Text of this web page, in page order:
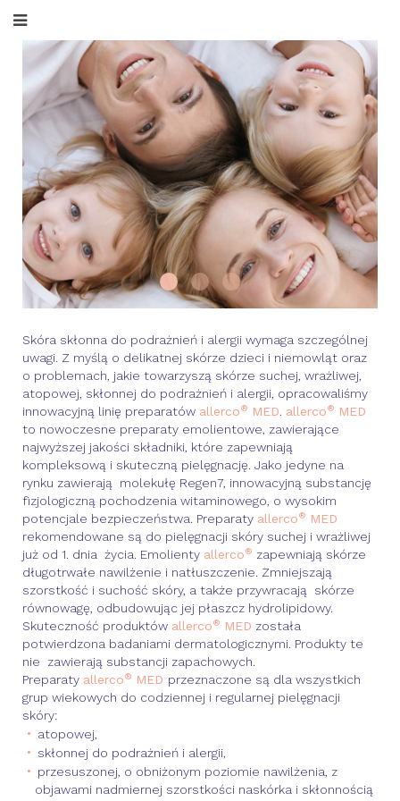
Projector 01
allerco MED
Projector 02
Skóra skłonna do podrażnień i alergii wymaga szczególnej
uwagi. Z myślą o delikatnej skórze dzieci i niemowląt oraz
o problemach, jakie towarzyszą skórze suchej, wrażliwej,
atopowej, skłonnej do podrażnień i alergii, opracowaliśmy
innowacyjną linię preparatów allerco® MED. allerco® MED
to nowoczesne preparaty emolientowe, zawierające
najwyższej jakości składniki, które zapewniają
kompleksową i skuteczną pielęgnację. Jako jedyne na
rynku zawierają molekułę Regen7, innowacyjną substancję
fizjologiczną pochodzenia witaminowego, o wysokim
potencjale bezpieczeństwa. Preparaty allerco® MED
rekomendowane są do pielęgnacji skóry suchej i wrażliwej
już od 1. dnia życia. Emolienty allerco® zapewniają skórze
długotrwałe nawilżenie i natłuszczenie. Zmniejszają
szorstkość i suchość skóry, a także przywracają skórze
równowagę, odbudowując jej płaszcz hydrolipidowy.
Skuteczność produktów allerco® MED została
potwierdzona badaniami dermatologicznymi. Produkty te
nie zawierają substancji zapachowych.
Preparaty allerco® MED przeznaczone są dla wszystkich
grup wiekowych do codziennej i regularnej pielęgnacji
skóry:
atopowej,
skłonnej do podrażnień i alergii,
przesuszonej, o obniżonym poziomie nawilżenia, z
objawami nadmiernej szorstkości naskórka i skłonnością